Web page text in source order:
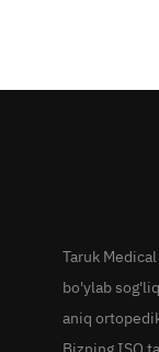
Taruk
bo'ylab
aniq